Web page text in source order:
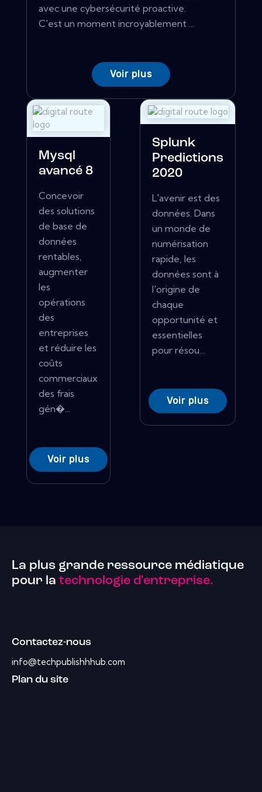
avec une cybersécurité proactive.
C'est un moment incroyablement ...
Voir plus
Mysql
avancé 8
Concevoir
des solutions
de base de
données
rentables,
augmenter
les
opérations
des
entreprises
et réduire les
coûts
commerciaux
des frais
gén�...
Voir plus
Splunk
Predictions
2020
L'avenir est des
données. Dans
un monde de
numérisation
rapide, les
données sont à
l'origine de
chaque
opportunité et
essentielles
pour résou...
Voir plus
La plus grande ressource médiatique
pour la technologie d'entreprise.
Contactez-nous
info@techpublishhhub.com
Plan du site